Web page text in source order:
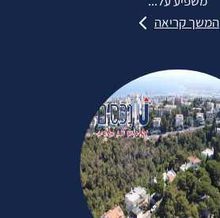
המשך קריאה